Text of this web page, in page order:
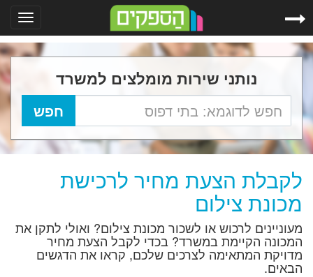
נותני שירות מומלצים למשרד
לקבלת הצעת מחיר לרכישת
מכונת צילום
מעוניינים לרכוש או לשכור מכונת צילום? ואולי לתקן את
המכונה הקיימת במשרד? בכדי לקבל הצעת מחיר
מדויקת המתאימה לצרכים שלכם, קראו את הדגשים
הבאים.